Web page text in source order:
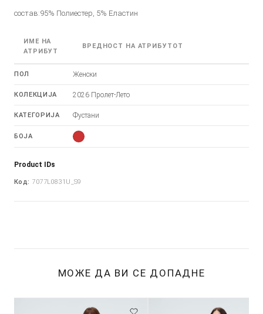
состав:95% Полиестер, 5% Еластин
ИМЕ НА
АТРИБУТ
ВРЕДНОСТ НА АТРИБУТОТ
ПОЛ Женски
КОЛЕКЦИЈА 2026 Пролет-Лето
КАТЕГОРИЈА Фустани
БОЈА
Product IDs
Код: 7077L0831U_S9
МОЖЕ ДА ВИ СЕ ДОПАДНЕ